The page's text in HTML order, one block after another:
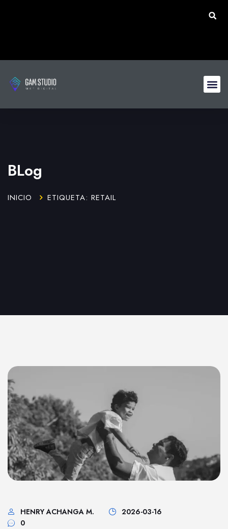
BLog
INICIO ETIQUETA: RETAIL
HENRY ACHANGA M.
2026-03-16
0